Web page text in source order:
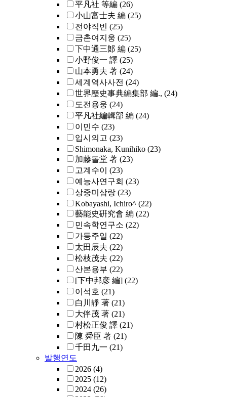
平凡社 等編 (26)
小山富士夫 編 (25)
전야직빈 (25)
금촌여지웅 (25)
下中通三郞 編 (25)
小野俊一 譯 (25)
山本勇夫 著 (24)
세계역사사전 (24)
世界歷史事典編集部 編., (24)
도전용웅 (24)
平凡社編輯部 編 (24)
이민수 (23)
입시의고 (23)
Shimonaka, Kunihiko (23)
加藤돌堂 著 (23)
고계수이
(23)
예능사연구회 (23)
상중미삼랑 (23)
Kobayashi, Ichiro^ (22)
藝能史硏究會 編 (22)
민속학연구소 (22)
가등주일 (22)
太田辰夫 (22)
松枝茂夫 (22)
산본용부 (22)
[下中邦彦 編] (22)
이석호 (21)
白川靜 著 (21)
大伴茂 著 (21)
村松正俊 譯 (21)
陳 舜臣 著 (21)
千田九一 (21)
발행연도
2026 (4)
2025 (12)
2024 (26)